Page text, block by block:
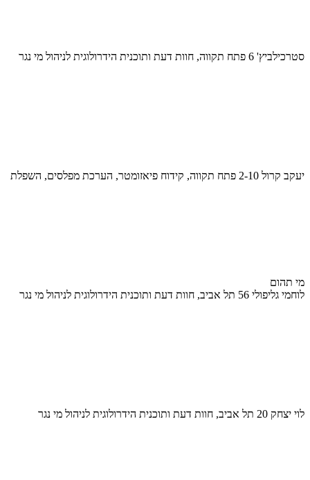
סטרכילביץ' 6 פתח תקווה, חוות דעת ותוכנית הידרולוגית לניהול מי נגר
יעקב קרול 2-10 פתח תקווה, קידוח פיאזומטר, הערכת מפלסים, השפלת
מי תהום
לוחמי גליפולי 56 תל אביב, חוות דעת ותוכנית הידרולוגית לניהול מי נגר
לוי יצחק 20 תל אביב, חוות דעת ותוכנית הידרולוגית לניהול מי נגר